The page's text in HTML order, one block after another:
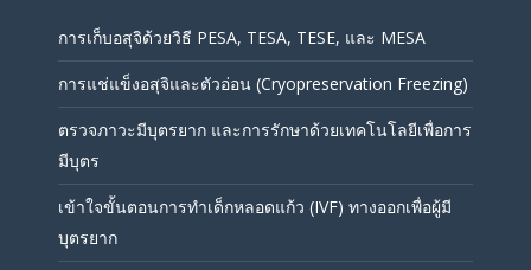
การเก็บอสุจิด้วยวิธี PESA, TESA, TESE, และ MESA
การแช่แข็งอสุจิและตัวอ่อน (Cryopreservation Freezing)
ตรวจภาวะมีบุตรยาก และการรักษาด้วยเทคโนโลยีเพื่อการ
มีบุตร
เข้าใจขั้นตอนการทำเด็กหลอดแก้ว (IVF) ทางออกเพื่อผู้มี
บุตรยาก